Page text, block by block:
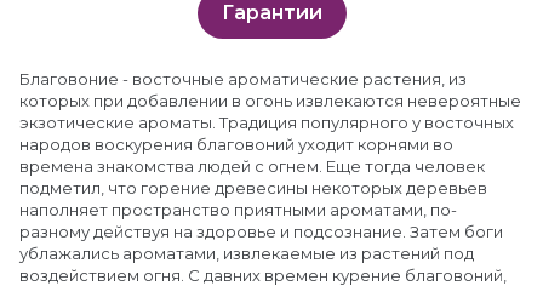
Гарантии
Благовоние - восточные ароматические растения, из
которых при добавлении в огонь извлекаются невероятные
экзотические ароматы. Традиция популярного у восточных
народов воскурения благовоний уходит корнями во
времена знакомства людей с огнем. Еще тогда человек
подметил, что горение древесины некоторых деревьев
наполняет пространство приятными ароматами, по-
разному действуя на здоровье и подсознание. Затем боги
ублажались ароматами, извлекаемые из растений под
воздействием огня. С давних времен курение благовоний,